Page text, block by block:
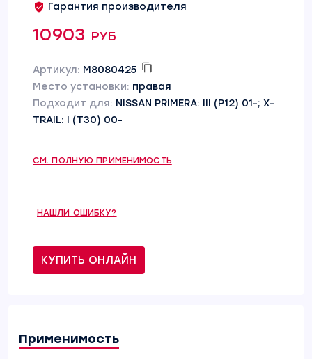
Гарантия производителя
10903 руб
Артикул: M8080425
Место установки: правая
Подходит для: NISSAN PRIMERA: III (P12) 01-; X-
TRAIL: I (T30) 00-
СМ. ПОЛНУЮ ПРИМЕНИМОСТЬ
НАШЛИ ОШИБКУ?
КУПИТЬ ОНЛАЙН
Применимость